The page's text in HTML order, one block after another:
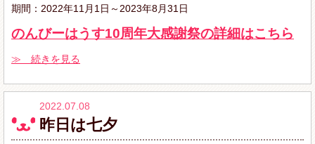
期間：2022年11月1日～2023年8月31日
のんびーはうす10周年大感謝祭の詳細はこちら
≫ 続きを見る
2022.07.08
昨日は七夕